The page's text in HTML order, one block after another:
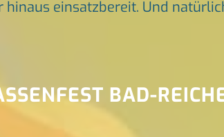
einsatzbereit. Und
BAD-